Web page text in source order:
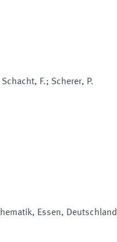
F.; Scherer, P.
, Essen, Deutschland